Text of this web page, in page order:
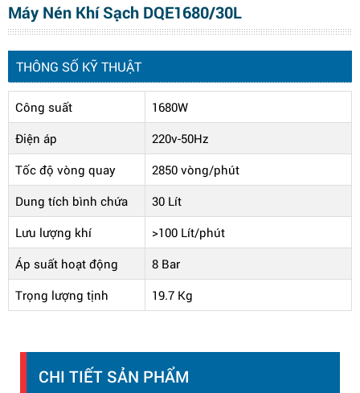
Máy Nén Khí Sạch DQE1680/30L
THÔNG SỐ KỸ THUẬT
Công suất
1680W
Điện áp
220v-50Hz
Tốc độ vòng quay
2850 vòng/phút
Dung tích bình chứa
30 Lít
Lưu lượng khí
>100 Lít/phút
Áp suất hoạt động
8 Bar
Trọng lượng tịnh
19.7 Kg
CHI TIẾT SẢN PHẨM